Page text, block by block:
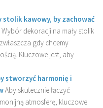
stolik kawowy, by zachować
Wybór dekoracji na mały stolik
gdy chcemy
Kluczowe jest, aby
stworzyć harmonię i
Aby skutecznie łączyć
atmosferę, kluczowe